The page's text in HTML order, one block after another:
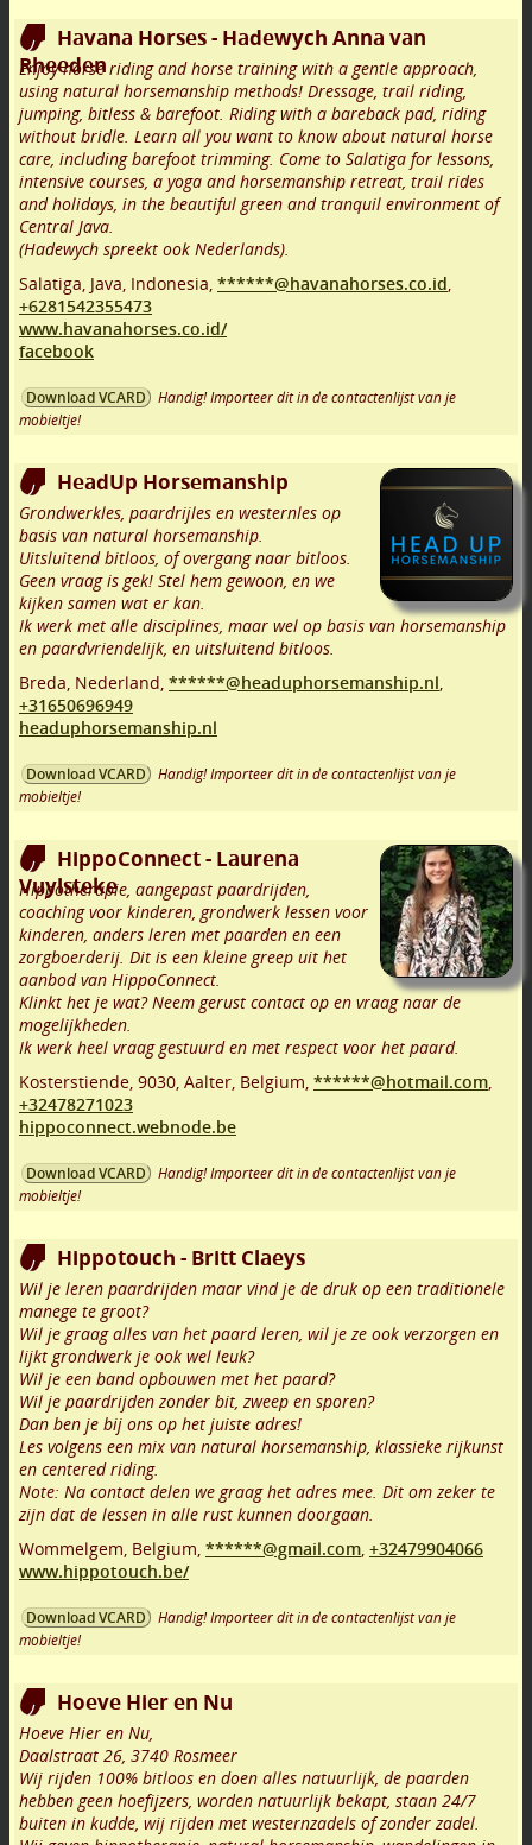
Havana Horses - Hadewych Anna van
Rheeden
Enjoy horse riding and horse training with a gentle approach,
using natural horsemanship methods! Dressage, trail riding,
jumping, bitless & barefoot. Riding with a bareback pad, riding
without bridle. Learn all you want to know about natural horse
care, including barefoot trimming. Come to Salatiga for lessons,
intensive courses, a yoga and horsemanship retreat, trail rides
and holidays, in the beautiful green and tranquil environment of
Central Java.
(Hadewych spreekt ook Nederlands).
Salatiga, Java, Indonesia, ******@havanahorses.co.id,
+6281542355473
www.havanahorses.co.id/
facebook
Download VCARD
Handig! Importeer dit in de contactenlijst van je
mobieltje!
HeadUp Horsemanship
Grondwerkles, paardrijles en westernles op
basis van natural horsemanship.
Uitsluitend bitloos, of overgang naar bitloos.
Geen vraag is gek! Stel hem gewoon, en we
kijken samen wat er kan.
Ik werk met alle disciplines, maar wel op basis van horsemanship
en paardvriendelijk, en uitsluitend bitloos.
Breda, Nederland, ******@headuphorsemanship.nl,
+31650696949
headuphorsemanship.nl
Download VCARD
Handig! Importeer dit in de contactenlijst van je
mobieltje!
HippoConnect - Laurena
Vuylsteke
Hippotherapie, aangepast paardrijden,
coaching voor kinderen, grondwerk lessen voor
kinderen, anders leren met paarden en een
zorgboerderij. Dit is een kleine greep uit het
aanbod van HippoConnect.
Klinkt het je wat? Neem gerust contact op en vraag naar de
mogelijkheden.
Ik werk heel vraag gestuurd en met respect voor het paard.
Kosterstiende, 9030, Aalter, Belgium, ******@hotmail.com,
+32478271023
hippoconnect.webnode.be
Download VCARD
Handig! Importeer dit in de contactenlijst van je
mobieltje!
Hippotouch - Britt Claeys
Wil je leren paardrijden maar vind je de druk op een traditionele
manege te groot?
Wil je graag alles van het paard leren, wil je ze ook verzorgen en
lijkt grondwerk je ook wel leuk?
Wil je een band opbouwen met het paard?
Wil je paardrijden zonder bit, zweep en sporen?
Dan ben je bij ons op het juiste adres!
Les volgens een mix van natural horsemanship, klassieke rijkunst
en centered riding.
Note: Na contact delen we graag het adres mee. Dit om zeker te
zijn dat de lessen in alle rust kunnen doorgaan.
Wommelgem, Belgium, ******@gmail.com, +32479904066
www.hippotouch.be/
Download VCARD
Handig! Importeer dit in de contactenlijst van je
mobieltje!
Hoeve Hier en Nu
Hoeve Hier en Nu,
Daalstraat 26, 3740 Rosmeer
Wij rijden 100% bitloos en doen alles natuurlijk, de paarden
hebben geen hoefijzers, worden natuurlijk bekapt, staan 24/7
buiten in kudde, wij rijden met westernzadels of zonder zadel.